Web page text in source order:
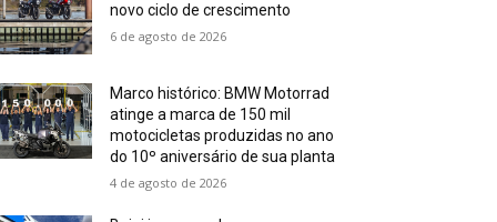
novo ciclo de crescimento
6 de agosto de 2026
Marco histórico: BMW Motorrad
atinge a marca de 150 mil
motocicletas produzidas no ano
do 10º aniversário de sua planta
4 de agosto de 2026